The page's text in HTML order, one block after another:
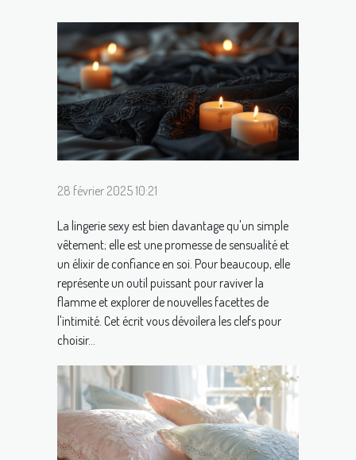
28 février 2025 10:21
La lingerie sexy est bien davantage qu'un simple
vêtement; elle est une promesse de sensualité et
un élixir de confiance en soi. Pour beaucoup, elle
représente un outil puissant pour raviver la
flamme et explorer de nouvelles facettes de
l'intimité. Cet écrit vous dévoilera les clefs pour
choisir...